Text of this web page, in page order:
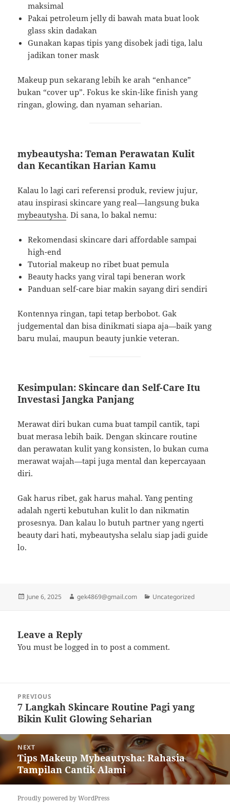
maksimal
Pakai petroleum jelly di bawah mata buat look
glass skin dadakan
Gunakan kapas tipis yang disobek jadi tiga, lalu
jadikan toner mask
Makeup pun sekarang lebih ke arah “enhance”
bukan “cover up”. Fokus ke skin-like finish yang
ringan, glowing, dan nyaman seharian.
mybeautysha: Teman Perawatan Kulit
dan Kecantikan Harian Kamu
Kalau lo lagi cari referensi produk, review jujur,
atau inspirasi skincare yang real—langsung buka
mybeautysha. Di sana, lo bakal nemu:
Rekomendasi skincare dari affordable sampai
high-end
Tutorial makeup no ribet buat pemula
Beauty hacks yang viral tapi beneran work
Panduan self-care biar makin sayang diri sendiri
Kontennya ringan, tapi tetap berbobot. Gak
judgemental dan bisa dinikmati siapa aja—baik yang
baru mulai, maupun beauty junkie veteran.
Kesimpulan: Skincare dan Self-Care Itu
Investasi Jangka Panjang
Merawat diri bukan cuma buat tampil cantik, tapi
buat merasa lebih baik. Dengan skincare routine
dan perawatan kulit yang konsisten, lo bukan cuma
merawat wajah—tapi juga mental dan kepercayaan
diri.
Gak harus ribet, gak harus mahal. Yang penting
adalah ngerti kebutuhan kulit lo dan nikmatin
prosesnya. Dan kalau lo butuh partner yang ngerti
beauty dari hati, mybeautysha selalu siap jadi guide
lo.
Posted
June 6, 2025 Author
gek4869@gmail.com Categories
Uncategorized
Leave a Reply
You must belogged in to post a comment.
navigation
PREVIOUS
Previous
post:
7 Langkah Skincare Routine Pagi yang
Bikin Kulit Glowing Seharian
NEXT
Next
post:
Tips Makeup Mybeautysha: Rahasia
Tampilan Cantik Alami
Proudly powered by WordPress